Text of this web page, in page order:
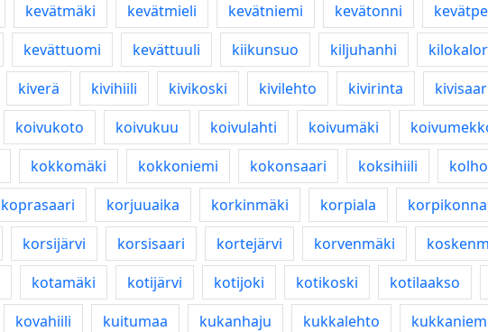
kevätmäki kevätmieli kevätniemi kevätonni
kevättuomi kevättuuli kiikunsuo kiljuhanhi
kiverä kivihiili kivikoski kivilehto kivirinta
koivukoto koivukuu koivulahti koivumäki
kokkomäki kokkoniemi kokonsaari koksihiili
koprasaari korjuuaika korkinmäki korpiala korpikonna
korsijärvi korsisaari kortejärvi korvenmäki
kotamäki kotijärvi kotijoki kotikoski kotilaakso
kovahiili kuitumaa kukanhaju kukkalehto